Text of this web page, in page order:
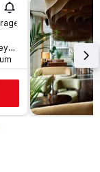
24 Loftus Street, Sydney, NSW, Australien